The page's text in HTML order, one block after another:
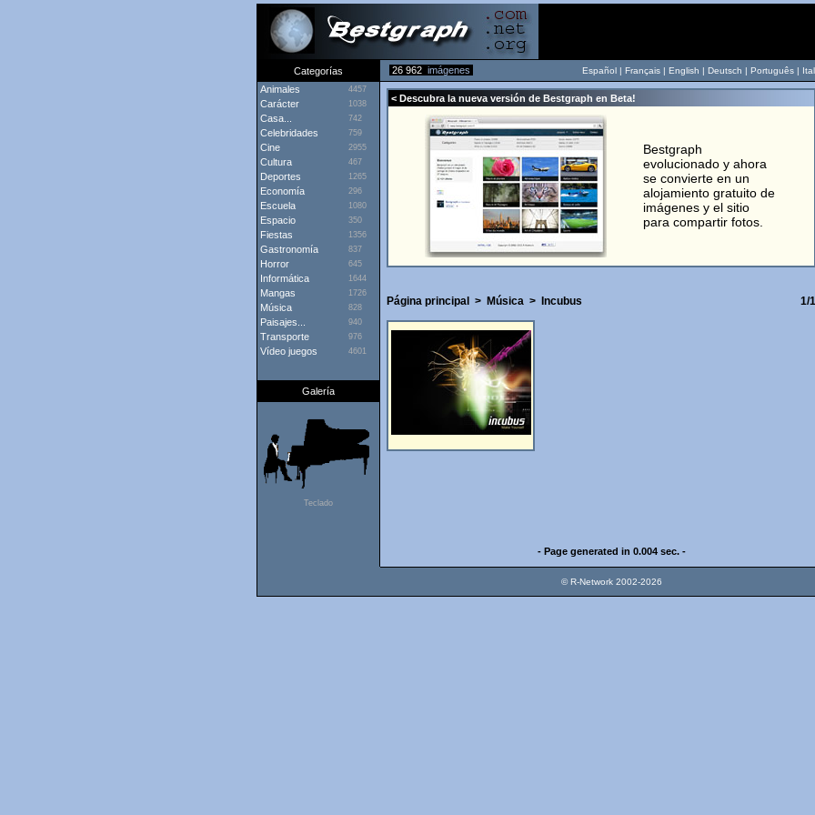
Categorías 26 962 imágenes Español | Français | English | Deutsch | Português |
Animales
4457
Carácter 1038
Casa... 742
Celebridades 759
Cine 2955
Cultura 467
Deportes 1265
Economía 296
Escuela 1080
Espacio 350
Fiestas 1356
Gastronomía 837
Horror 645
Informática 1644
Mangas 1726
Música 828
Paisajes... 940
Transporte 976
Vídeo juegos 4601
Galería
Teclado
< Descubra la nueva versión de Bestgraph en Beta!
Bestgraph
evolucionado y ahora
se convierte en un
alojamiento gratuito de
imágenes y el sitio
para compartir fotos.
Página principal > Música > Incubus 1/1
- Page generated in 0.004 sec. -
© R-Network 2002-2026